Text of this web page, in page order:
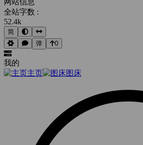
全站字数 :
52.4k
简
弹
0
我的
主页
图床